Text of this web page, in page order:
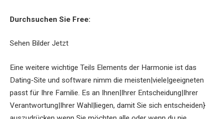
Durchsuchen Sie Free:
Sehen Bilder Jetzt
Eine weitere wichtige Teils Elements der Harmonie ist das
Dating-Site und software nimm die meisten|viele|geeigneten
passt für Ihre Familie. Es an Ihnen|Ihrer Entscheidung|Ihrer
Verantwortung|Ihrer Wahl|liegen, damit Sie sich entscheiden}